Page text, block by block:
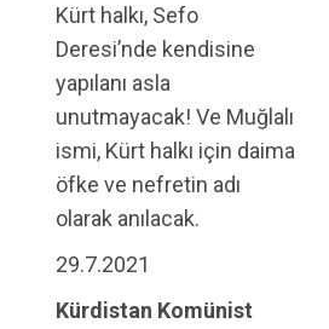
Kürt halkı, Sefo
Deresi’nde kendisine
yapılanı asla
unutmayacak! Ve Muğlalı
ismi, Kürt halkı için daima
öfke ve nefretin adı
olarak anılacak.
29.7.2021
Kürdistan Komünist